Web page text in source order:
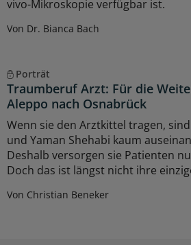
vivo-Mikroskopie verfügbar ist.
Von Dr. Bianca Bach
Porträt
Traumberuf Arzt: Für die
Aleppo nach Osnabrück
Wenn sie den Arztkittel tragen,
und Yaman Shehabi kaum
Deshalb versorgen sie Patienten
Doch das ist längst nicht ihre
Von Christian Beneker